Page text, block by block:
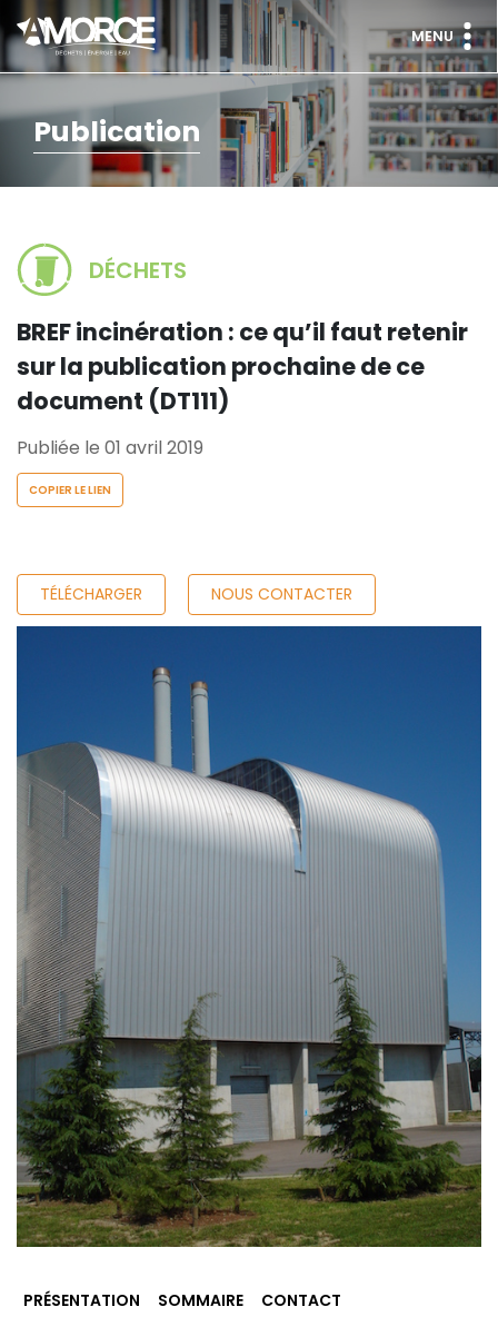
MENU
Publication
DÉCHETS
BREF incinération : ce qu’il faut retenir
sur la publication prochaine de ce
document (DT111)
Publiée le 01 avril 2019
COPIER LE LIEN
TÉLÉCHARGER NOUS CONTACTER
PRÉSENTATION SOMMAIRE CONTACT